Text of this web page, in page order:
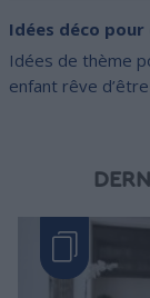
Idées déco
Idées de thème
enfant rêve